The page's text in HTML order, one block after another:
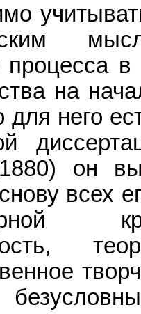
процесса
на
для него
он
всех